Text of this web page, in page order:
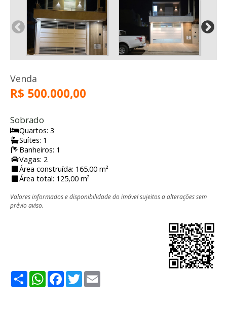
Venda
R$ 500.000,00
Sobrado
Quartos: 3
Suítes: 1
Banheiros: 1
Vagas: 2
Área construída: 165.00 m²
Área total: 125,00 m²
Valores informados e disponibilidade do imóvel sujeitos a alterações sem
prévio aviso.
ShareWhatsApp
Facebook
Twitter